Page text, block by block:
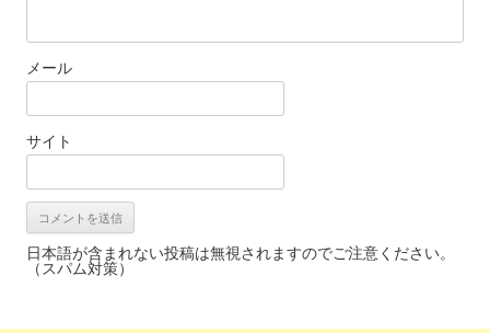
メール
サイト
日本語が含まれない投稿は無視されますのでご注意ください。
（スパム対策）